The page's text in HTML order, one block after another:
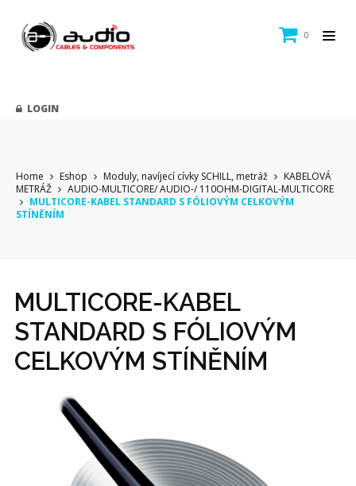
0
LOGIN
Home Eshop Moduly, navíjecí cívky SCHILL, metráž
KABELOVÁ
METRÁŽ
AUDIO-MULTICORE/ AUDIO-/ 110OHM-DIGITAL-MULTICORE
MULTICORE-KABEL STANDARD S FÓLIOVÝM CELKOVÝM
STÍNĚNÍM
MULTICORE-KABEL
STANDARD S FÓLIOVÝM
CELKOVÝM STÍNĚNÍM